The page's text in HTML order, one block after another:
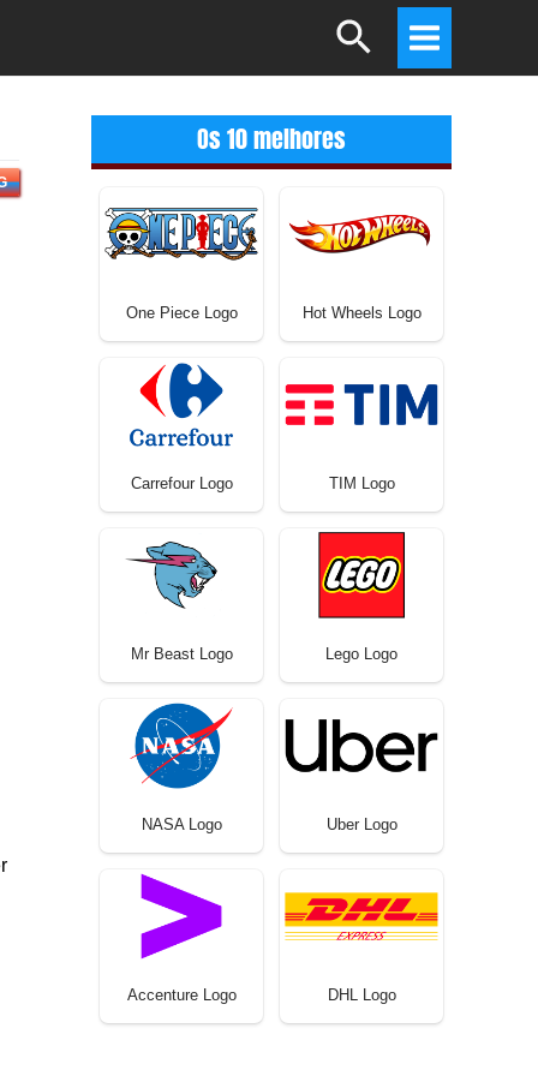
Search
Main
Menu
Os 10 melhores
One Piece Logo Hot Wheels Logo
Carrefour Logo TIM Logo
Mr Beast Logo Lego Logo
NASA Logo Uber Logo
Accenture Logo DHL Logo